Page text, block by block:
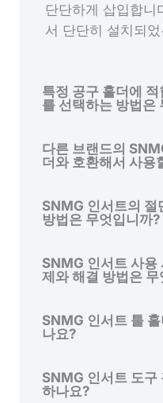
단단하게 삽입합니
서 단단히 설치되
특정 공구 홀더에
를 선택하는 방법은
다른 브랜드의
더와 호환해서 사용
SNMG 인서트의 절
방법은 무엇입니까?
SNMG 인서트 사용
제와 해결 방법은
SNMG 인서트 툴
나요?
SNMG 인서트 도구
하나요?